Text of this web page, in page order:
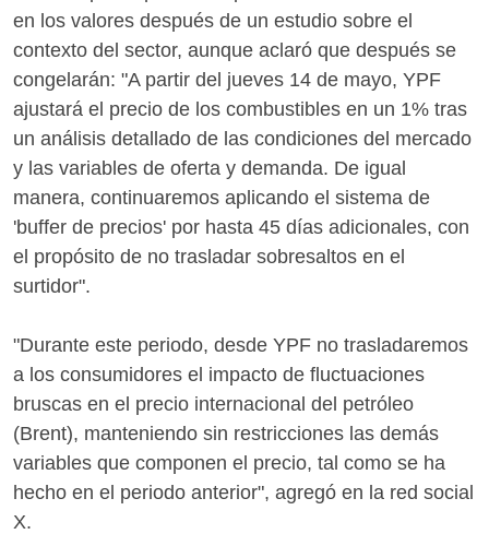
en los valores después de un estudio sobre el
contexto del sector, aunque aclaró que después se
congelarán: "A partir del jueves 14 de mayo, YPF
ajustará el precio de los combustibles en un 1% tras
un análisis detallado de las condiciones del mercado
y las variables de oferta y demanda. De igual
manera, continuaremos aplicando el sistema de
'buffer de precios' por hasta 45 días adicionales, con
el propósito de no trasladar sobresaltos en el
surtidor".
"Durante este periodo, desde YPF no trasladaremos
a los consumidores el impacto de fluctuaciones
bruscas en el precio internacional del petróleo
(Brent), manteniendo sin restricciones las demás
variables que componen el precio, tal como se ha
hecho en el periodo anterior", agregó en la red social
X.